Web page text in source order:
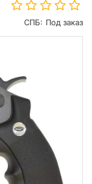
СПБ: Под заказ